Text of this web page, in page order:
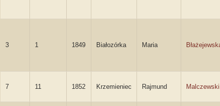
3 1 1849 Białozórka Maria
7 11 1852 Krzemieniec Rajmund Malczewski